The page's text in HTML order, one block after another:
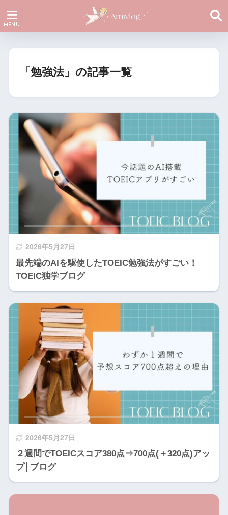
「勉強法」の記事一覧
2026年5月27日
最先端のAIを駆使したTOEIC勉強法がすごい！
TOEIC独学ブログ
2026年5月27日
２週間でTOEICスコア380点⇒700点(＋320点)アッ
プ│ブログ